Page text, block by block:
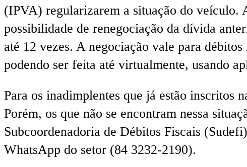
(IPVA) regularizarem a situação do veículo.
possibilidade de renegociação da dívida
até 12 vezes. A negociação vale para
podendo ser feita até virtualmente, usando
Para os inadimplentes que já estão
Porém, os que não se encontram nessa
Subcoordenadoria de Débitos Fiscais
WhatsApp do setor (84 3232-2190).